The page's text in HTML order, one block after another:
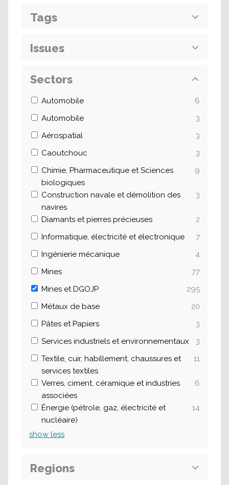
Tags
Issues
Sectors
Automobile
6
Automobile
3
Aérospatial
3
Caoutchouc
3
Chimie, Pharmaceutique et Sciences
biologiques
9
Construction navale et démolition des
navires
3
Diamants et pierres précieuses
2
Informatique, électricité et électronique
7
Ingénierie mécanique
4
Mines
77
Mines et DGOJP
295
Métaux de base
20
Pâtes et Papiers
3
Services industriels et environnementaux
3
Textile, cuir, habillement, chaussures et
services textiles
11
Verres, ciment, céramique et industries
associées
6
Énergie (pétrole, gaz, électricité et
nucléaire)
14
show less
Regions